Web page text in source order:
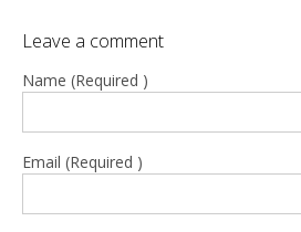
Leave a comment
Name (Required )
Email (Required )